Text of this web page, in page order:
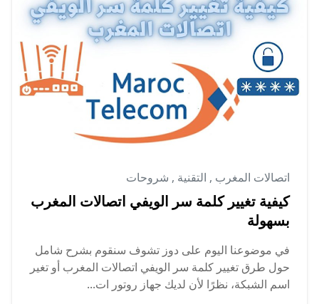
اتصالات المغرب , التقنية , شروحات
كيفية تغيير كلمة سر الويفي اتصالات المغرب
بسهولة
في موضوعنا اليوم على دوز تشوف سنقوم بشرح شامل
حول طرق تغيير كلمة سر الويفي اتصالات المغرب أو تغير
اسم الشبكة، نظرًا لأن لديك جهاز روتور ات...